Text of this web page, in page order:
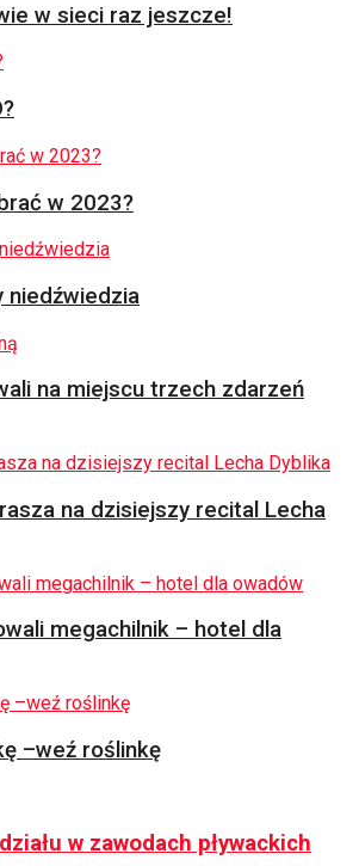
w sieci raz jeszcze!
w 2023?
niedźwiedzia
na miejscu trzech zdarzeń
na dzisiejszy recital Lecha
megachilnik – hotel dla
–weź roślinkę
w zawodach pływackich